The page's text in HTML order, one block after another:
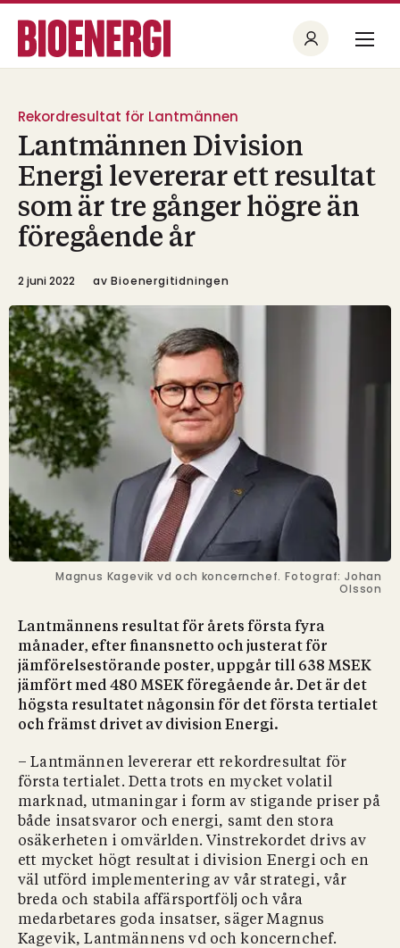
Rekordresultat för Lantmännen
Lantmännen Division
Energi levererar ett resultat
som är tre gånger högre än
föregående år
2 juni 2022 av Bioenergitidningen
Magnus Kagevik vd och koncernchef. Fotograf: Johan
Olsson
Lantmännens resultat för årets första fyra
månader, efter finansnetto och justerat för
jämförelsestörande poster, uppgår till 638 MSEK
jämfört med 480 MSEK föregående år. Det är det
högsta resultatet någonsin för det första tertialet
och främst drivet av division Energi.
– Lantmännen levererar ett rekordresultat för
första tertialet. Detta trots en mycket volatil
marknad, utmaningar i form av stigande priser på
både insatsvaror och energi, samt den stora
osäkerheten i omvärlden. Vinstrekordet drivs av
ett mycket högt resultat i division Energi och en
väl utförd implementering av vår strategi, vår
breda och stabila affärsportfölj och våra
medarbetares goda insatser, säger Magnus
Kagevik, Lantmännens vd och koncernchef.